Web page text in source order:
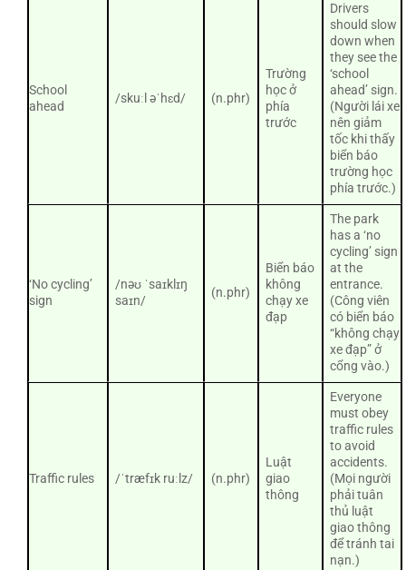
School
ahead
/skuːl əˈhɛd/ (n.phr)
Trường
học ở
phía
trước
Drivers
should slow
down when
they see the
‘school
ahead’ sign.
(Người lái xe
nên giảm
tốc khi thấy
biển báo
trường học
phía trước.)
‘No cycling’
sign
/nəʊ ˈsaɪklɪŋ
saɪn/
(n.phr)
Biển báo
không
chạy xe
đạp
The park
has a ‘no
cycling’ sign
at the
entrance.
(Công viên
có biển báo
“không chạy
xe đạp” ở
cổng vào.)
Traffic rules /ˈtræfɪk ruːlz/ (n.phr)
Luật
giao
thông
Everyone
must obey
traffic rules
to avoid
accidents.
(Mọi người
phải tuân
thủ luật
giao thông
để tránh tai
nạn.)